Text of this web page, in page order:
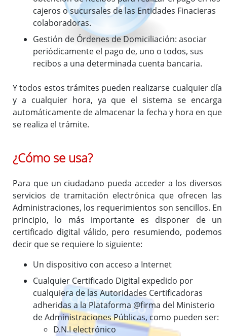
cajeros o sucursales de las Entidades Finacieras
colaboradoras.
Gestión de Órdenes de Domiciliación: asociar
periódicamente el pago de, uno o todos, sus
recibos a una determinada cuenta bancaria.
Y todos estos trámites pueden realizarse cualquier día
y a cualquier hora, ya que el sistema se encarga
automáticamente de almacenar la fecha y hora en que
se realiza el trámite.
¿Cómo se usa?
Para que un ciudadano pueda acceder a los diversos
servicios de tramitación electrónica que ofrecen las
Administraciones, los requerimientos son sencillos. En
principio, lo más importante es disponer de un
certificado digital válido, pero resumiendo, podemos
decir que se requiere lo siguiente:
Un dispositivo con acceso a Internet
Cualquier Certificado Digital expedido por
cualquiera de las Autoridades Certificadoras
adheridas a la Plataforma @firma del Ministerio
de Administraciones Públicas, como pueden ser:
D.N.I electrónico